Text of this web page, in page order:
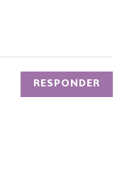
RESPONDER